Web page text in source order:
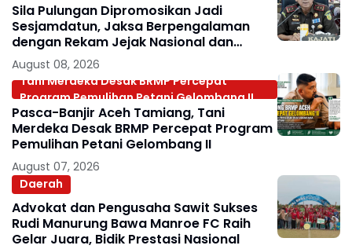
Sila Pulungan Dipromosikan Jadi
Sesjamdatun, Jaksa Berpengalaman
dengan Rekam Jejak Nasional dan
Internasional
August 08, 2026
Tani Merdeka Desak BRMP Percepat
Program Pemulihan Petani Gelombang II
Pasca-Banjir Aceh Tamiang, Tani
Merdeka Desak BRMP Percepat Program
Pemulihan Petani Gelombang II
August 07, 2026
Daerah
Advokat dan Pengusaha Sawit Sukses
Rudi Manurung Bawa Manroe FC Raih
Gelar Juara, Bidik Prestasi Nasional